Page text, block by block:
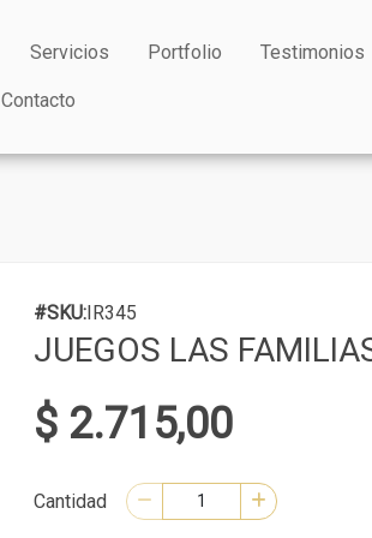
Servicios Portfolio Testimonios
Contacto
#SKU:IR345
JUEGOS LAS
$ 2.715,00
Cantidad